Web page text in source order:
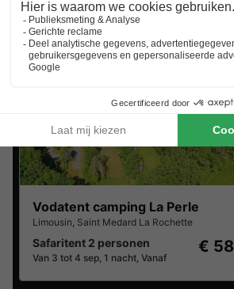
Vodatent camping La Perle
Limousin, Saint Medard La Rochette
Safaritent 2 personen
Van 3 tot 4 sep, 1 nacht, Vanaf
€ 58